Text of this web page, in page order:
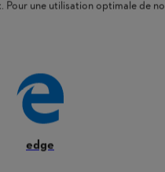
longues ouvertures
de brevet,
poches pratiques.
une utilisation optimale de
edge